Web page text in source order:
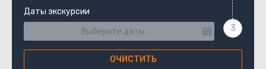
Даты экскурсии
ОЧИСТИТЬ